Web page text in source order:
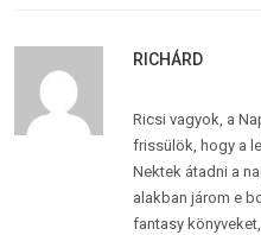
RICHÁRD
Ricsi vagyok, a
frissülök, hogy a
Nektek átadni a
alakban járom e
fantasy